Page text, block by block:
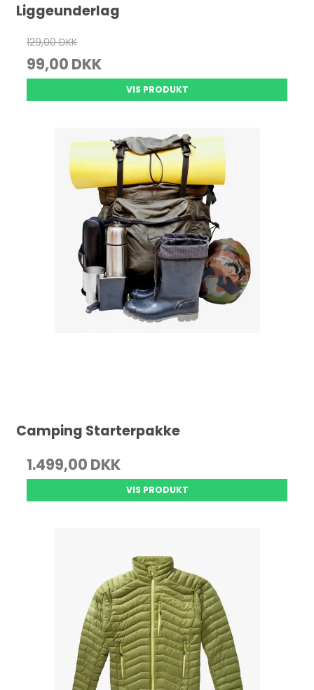
Liggeunderlag
129,00 DKK
99,00 DKK
VIS PRODUKT
Camping Starterpakke
1.499,00 DKK
VIS PRODUKT